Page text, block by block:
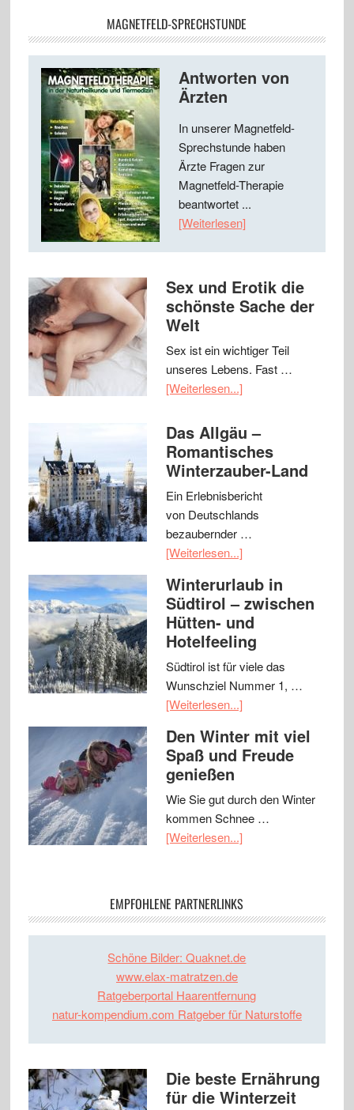
MAGNETFELD-SPRECHSTUNDE
Antworten von
Ärzten
In unserer Magnetfeld-
Sprechstunde haben
Ärzte Fragen zur
Magnetfeld-Therapie
beantwortet ...
[Weiterlesen]
Sex und Erotik die
schönste Sache der
Welt
Sex ist ein wichtiger Teil
unseres Lebens. Fast …
[Weiterlesen...]
Das Allgäu –
Romantisches
Winterzauber-Land
Ein Erlebnisbericht
von Deutschlands
bezaubernder …
[Weiterlesen...]
Winterurlaub in
Südtirol – zwischen
Hütten- und
Hotelfeeling
Südtirol ist für viele das
Wunschziel Nummer 1, …
[Weiterlesen...]
Den Winter mit viel
Spaß und Freude
genießen
Wie Sie gut durch den Winter
kommen Schnee …
[Weiterlesen...]
EMPFOHLENE PARTNERLINKS
Schöne Bilder: Quaknet.de
www.elax-matratzen.de
Ratgeberportal Haarentfernung
natur-kompendium.com Ratgeber für Naturstoffe
Die beste Ernährung
für die Winterzeit